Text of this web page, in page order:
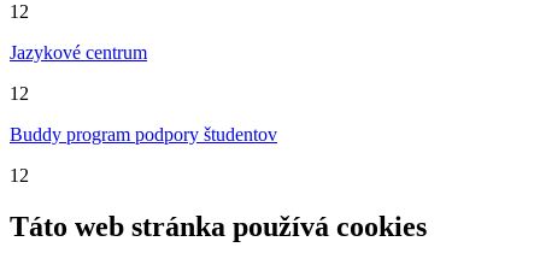
12
Jazykové centrum
12
Buddy program podpory študentov
12
Táto web stránka používá cookies